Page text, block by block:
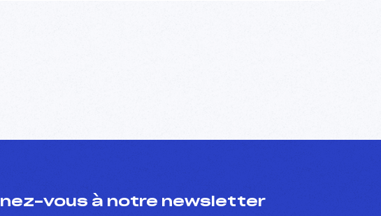
vous à notre newsletter